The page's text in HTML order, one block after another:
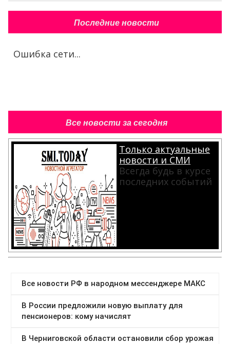
Последние новости
Ошибка сети...
Все новости за сегодня
Только актуальные
новости и СМИ
Всегда будь в курсе
последних событий